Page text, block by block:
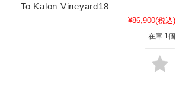
To Kalon Vineyard18
¥86,900(税込)
在庫 1個